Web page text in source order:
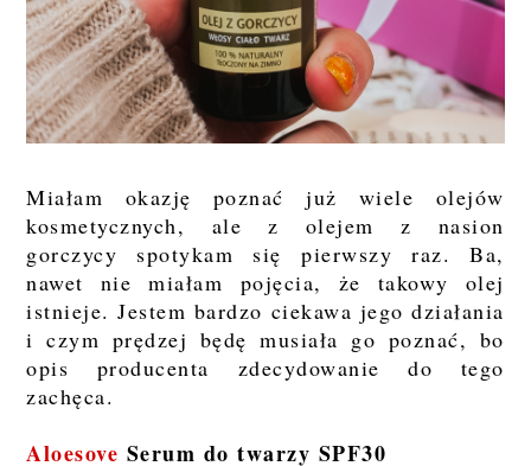
Miałam okazję poznać już wiele olejów
kosmetycznych, ale z olejem z nasion
gorczycy spotykam się pierwszy raz. Ba,
nawet nie miałam pojęcia, że takowy olej
istnieje. Jestem bardzo ciekawa jego działania
i czym prędzej będę musiała go poznać, bo
opis producenta zdecydowanie do tego
zachęca.
Aloesove Serum do twarzy SPF30